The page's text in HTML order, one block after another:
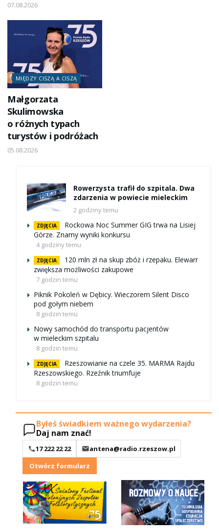
07.08.2026
MIĘDZY CISZĄ A CISZĄ
Małgorzata
Skulimowska
o różnych typach
turystów i podróżach
05.08.2026
Rowerzysta trafił do szpitala. Dwa
zdarzenia w powiecie mieleckim
2 godziny temu
ZDJĘCIA
Rockowa Noc Summer GIG trwa na Lisiej
Górze. Znamy wyniki konkursu
4 godziny temu
ZDJĘCIA
120 mln zł na skup zbóż i rzepaku. Elewarr
zwiększa możliwości zakupowe
7 godzin temu
Piknik Pokoleń w Dębicy. Wieczorem Silent Disco
pod gołym niebem
8 godzin temu
Nowy samochód do transportu pacjentów
w mieleckim szpitalu
8 godzin temu
ZDJĘCIA
Rzeszowianie na czele 35. MARMA Rajdu
Rzeszowskiego. Rzeźnik triumfuje
8 godzin temu
Byłeś świadkiem ważnego wydarzenia?
Daj nam znać!
17 222 22 22
antena@radio.rzeszow.pl
Otwórz formularz